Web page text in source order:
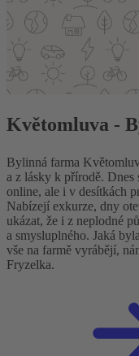
Květomluva -
Bylinná farma
a z lásky k přírodě.
online, ale i v desítkách
Nabízejí exkurze, dny
ukázat, že i z neplodné
a smysluplného. Jaká
vše na farmě vyrábějí,
Fryzelka.